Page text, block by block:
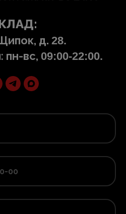
д. 28.
пн-вс, 09:00-22:00.